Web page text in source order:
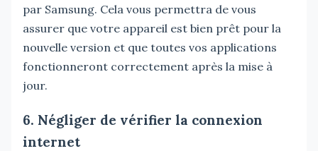
par Samsung. Cela vous permettra de vous
assurer que votre appareil est bien prêt pour la
nouvelle version et que toutes vos applications
fonctionneront correctement après la mise à
jour.
6. Négliger de vérifier la connexion
internet